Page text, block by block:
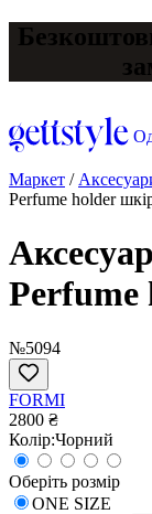
Маркет /
Perfume holder
Perfume
№5094
FORMI
2800 ₴
Колір:Чорний
Оберіть розмір
ONE SIZE